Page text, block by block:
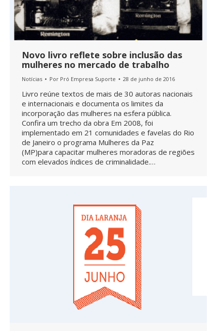
Novo livro reflete sobre inclusão das
mulheres no mercado de trabalho
Notícias Por Pró Empresa Suporte 28 de junho de 2016
Livro reúne textos de mais de 30 autoras nacionais
e internacionais e documenta os limites da
incorporação das mulheres na esfera pública.
Confira um trecho da obra Em 2008, foi
implementado em 21 comunidades e favelas do Rio
de Janeiro o programa Mulheres da Paz
(MP)para capacitar mulheres moradoras de regiões
com elevados índices de criminalidade.…